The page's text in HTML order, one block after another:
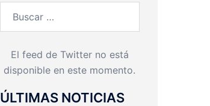
El feed de Twitter no está
disponible en este momento.
ÚLTIMAS NOTICIAS